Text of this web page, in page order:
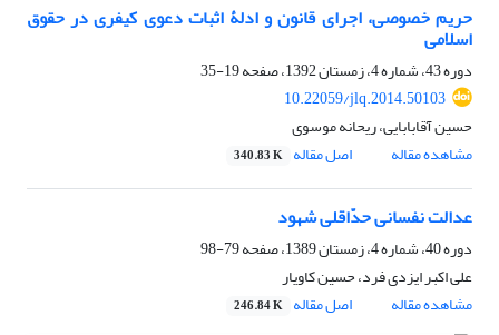
حریم خصوصی، اجرای قانون و ادلۀ اثبات دعوی کیفری در حقوق
اسلامی
دوره 43، شماره 4، زمستان 1392، صفحه
19-35
10.22059/jlq.2014.50103
حسین آقابابایی، ریحانه موسوی
مشاهده مقاله
اصل مقاله 340.83 K
عدالت نفسانی حدّاقلی شهود
دوره 40، شماره 4، زمستان 1389، صفحه
79-98
علی اکبر ایزدی فرد، حسین کاویار
مشاهده مقاله
اصل مقاله 246.84 K